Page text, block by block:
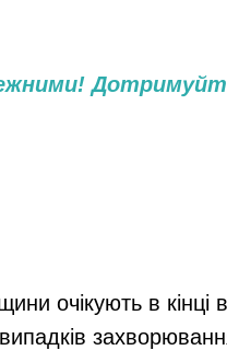
очікують в